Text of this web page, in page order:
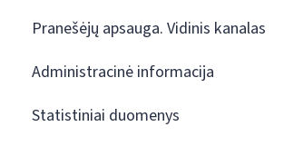
Pranešėjų apsauga. Vidinis kanalas
Administracinė informacija
Statistiniai duomenys